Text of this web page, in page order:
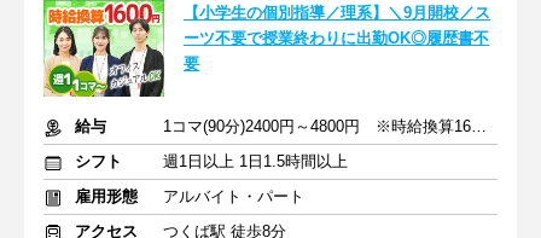
【小学生の個別指導／理系】＼9月開校／ス
ーツ不要で授業終わりに出勤OK◎履歴書不
要
給与
1コマ(90分)2400円～4800円 ※時給換算1600円～3200円
シフト
週1日以上 1日1.5時間以上
雇用形態
アルバイト・パート
アクセス
つくば駅 徒歩8分